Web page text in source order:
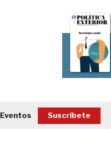
Eventos Suscríbete